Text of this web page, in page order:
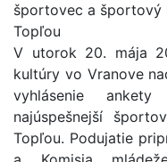
športovec a športový
Topľou
V utorok 20. mája
kultúry vo Vranove
vyhlásenie
najúspešnejší
Topľou. Podujatie